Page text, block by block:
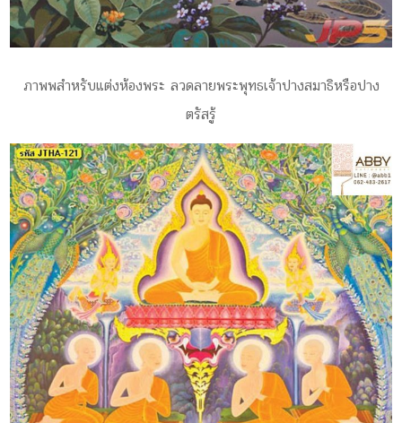
ภาพพสำหรับแต่งห้องพระ ลวดลายพระพุทธเจ้าปางสมาธิหรือปาง
ตรัสรู้